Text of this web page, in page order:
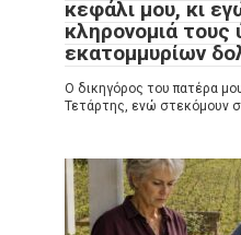
κεφάλι μου, κι
κληρονομιά τους
εκατομμυρίων
Ο δικηγόρος του πατέρα
Τετάρτης, ενώ στεκόμουν